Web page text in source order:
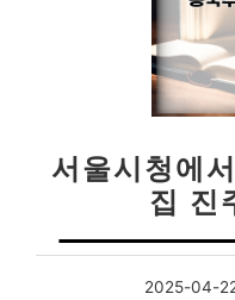
서울시청에
집 진
2025-04-